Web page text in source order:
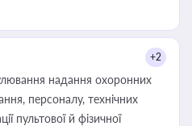
+2
надання охоронних
персоналу, технічних
пультової й фізичної